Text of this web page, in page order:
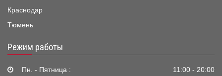
Краснодар
Тюмень
Режим работы
Пн. - Пятница : 11:00 - 20:00